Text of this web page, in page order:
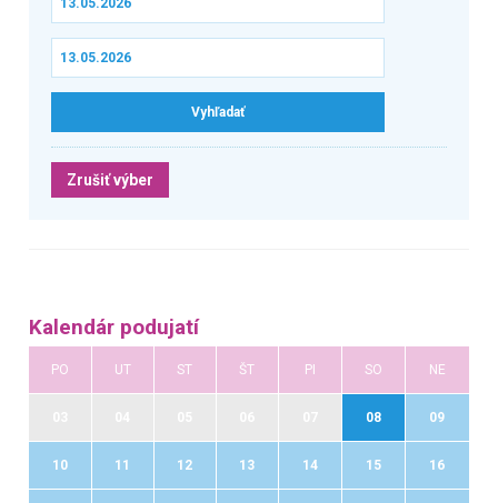
Zrušiť výber
Kalendár podujatí
PO UT ST ŠT PI SO NE
08 09
10 11 12 13 14 15 16